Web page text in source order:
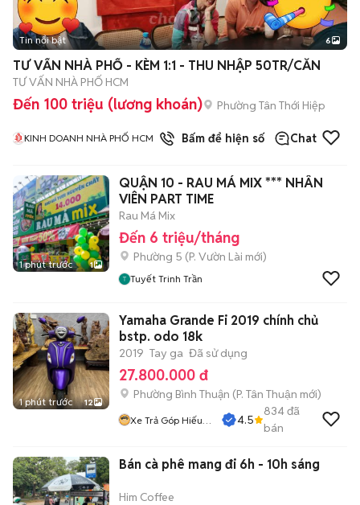
+2
Tin nổi bật 6
TƯ VẤN NHÀ PHỐ - KÈM 1:1 - THU NHẬP 50TR/CĂN
TƯ VẤN NHÀ PHỐ HCM
Đến 100 triệu (lương khoán) Phường Tân Thới Hiệp
KINH DOANH NHÀ PHỐ HCM 1đã bánBấm để hiện số Chat
1 phút trước 1
QUẬN 10 - RAU MÁ MIX *** NHÂN
VIÊN PART TIME
Rau Má Mix
Đến 6 triệu/tháng
Phường 5 (P. Vườn Lài mới)
Tuyết Trinh Trần
1 phút trước 12
Yamaha Grande Fi 2019 chính chủ
bstp. odo 18k
2019 Tay ga Đã sử dụng
27.800.000 đ
Phường Bình Thuận (P. Tân Thuận mới)
Xe Trả Góp Hiếu
4.5
834đã
bán
Bán cà phê mang đi 6h - 10h sáng
Him Coffee